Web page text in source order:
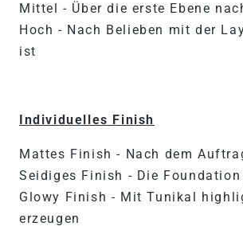
Mittel - Über die erste Ebene
Hoch - Nach Belieben mit der
ist
Individuelles Finish
Mattes Finish - Nach dem
Seidiges Finish - Die
Glowy Finish - Mit Tunikal
erzeugen